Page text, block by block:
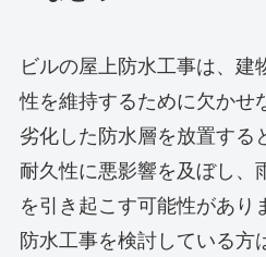
ビルの屋上防水工事は、建
性を維持するために欠かせ
劣化した防水層を放置する
耐久性に悪影響を及ぼし、
を引き起こす可能性があり
防水工事を検討している方